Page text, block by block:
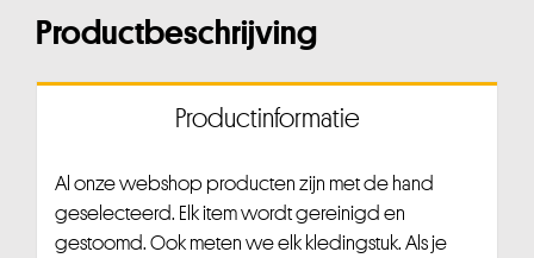
Productbeschrijving
Productinformatie
Al onze webshop producten zijn met de hand
geselecteerd. Elk item wordt gereinigd en
gestoomd. Ook meten we elk kledingstuk. Als je